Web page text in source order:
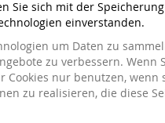
Sie sich mit der
einverstanden.
um Daten zu
zu verbessern. Wenn
nur benutzen, wenn
zu realisieren, die diese